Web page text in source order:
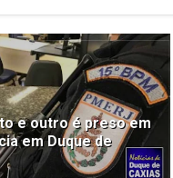
e outro é preso em
em Duque de